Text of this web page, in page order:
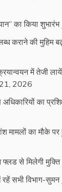
का किया शुभारंभ
कराने की मुहिम
में तेजी लायें
2026
का
मामलों का मौके
फ्लड से मिलेगी मुक्ति
सभी विभाग-सुमन